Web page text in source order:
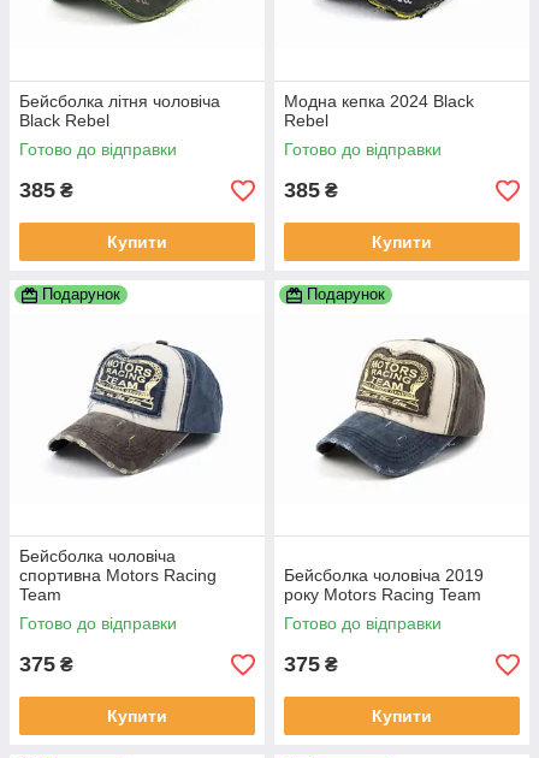
Бейсболка літня чоловіча
Black Rebel
Готово до відправки
385 ₴
Купити
Модна кепка 2024 Black
Rebel
Готово до відправки
385 ₴
Купити
Подарунок
Бейсболка чоловіча
спортивна Motors Racing
Team
Готово до відправки
375 ₴
Купити
Подарунок
Бейсболка чоловіча 2019
року Motors Racing Team
Готово до відправки
375 ₴
Купити